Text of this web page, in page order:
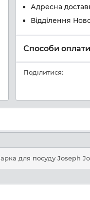
Адресна
Відділення
Способи оплати
Поділитися:
для посуду Joseph